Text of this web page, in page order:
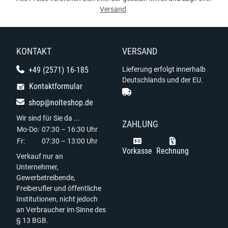
Versand.
KONTAKT
+49 (2571) 16-185
Kontaktformular
shop@nolteshop.de
Wir sind für Sie da ...
Mo-Do: 07:30 – 16:30 Uhr
Fr:
07:30 – 13:00 Uhr
Verkauf nur an
Unternehmer,
Gewerbetreibende,
Freiberufler und öffentliche
Institutionen, nicht jedoch
an Verbraucher im Sinne des
§ 13 BGB.
VERSAND
Lieferung erfolgt innerhalb
Deutschlands und der EU.
ZAHLUNG
Vorkasse Rechnung